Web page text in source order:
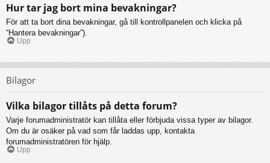
Hur tar jag bort mina bevakningar?
För att ta bort dina bevakningar, gå till kontrollpanelen och klicka på
“Hantera bevakningar”).
Upp
Bilagor
Vilka bilagor tillåts på detta forum?
Varje forumadministratör kan tillåta eller förbjuda vissa typer av bilagor.
Om du är osäker på vad som får laddas upp, kontakta
forumadministratören för hjälp.
Upp